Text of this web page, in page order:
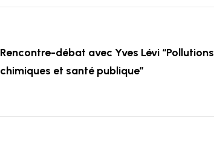
Rencontre-débat avec Yves Lévi “Pollutions
chimiques et santé publique”